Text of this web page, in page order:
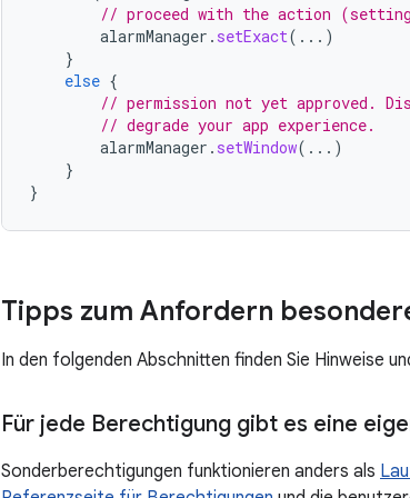
// proceed with the action
alarmManager . setExact(...)
}
else {
// permission not yet approved.
// degrade your app experience.
alarmManager . setWindow(...)
}
}
Tipps zum Anfordern
In den folgenden Abschnitten finden Sie Hinweise
Für jede Berechtigung gibt es eine
Sonderberechtigungen funktionieren anders als